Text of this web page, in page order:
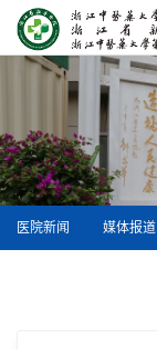
医院新闻 媒体报道